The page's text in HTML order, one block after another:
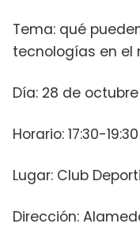
Tema: qué
tecnologías en el
Día: 28 de octubre
Horario: 17:30-19:30
Lugar: Club
Dirección: